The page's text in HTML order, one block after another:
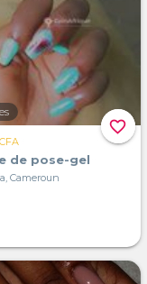
favorite_border
CFA
de pose-gel
Cameroun